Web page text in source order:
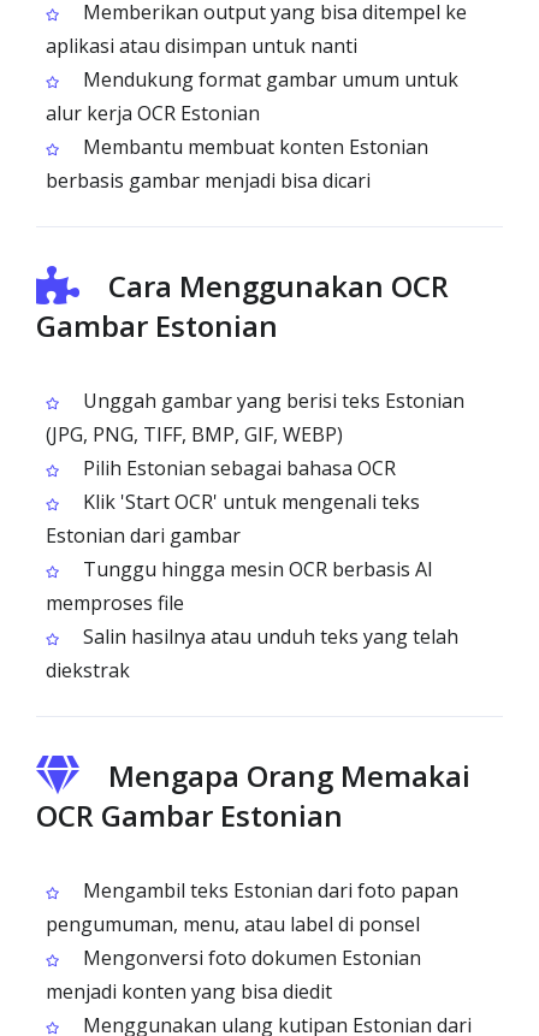
Memberikan output yang bisa ditempel ke
aplikasi atau disimpan untuk nanti
Mendukung format gambar umum untuk
alur kerja OCR Estonian
Membantu membuat konten Estonian
berbasis gambar menjadi bisa dicari
Cara Menggunakan OCR
Gambar Estonian
Unggah gambar yang berisi teks Estonian
(JPG, PNG, TIFF, BMP, GIF, WEBP)
Pilih Estonian sebagai bahasa OCR
Klik 'Start OCR' untuk mengenali teks
Estonian dari gambar
Tunggu hingga mesin OCR berbasis AI
memproses file
Salin hasilnya atau unduh teks yang telah
diekstrak
Mengapa Orang Memakai
OCR Gambar Estonian
Mengambil teks Estonian dari foto papan
pengumuman, menu, atau label di ponsel
Mengonversi foto dokumen Estonian
menjadi konten yang bisa diedit
Menggunakan ulang kutipan Estonian dari